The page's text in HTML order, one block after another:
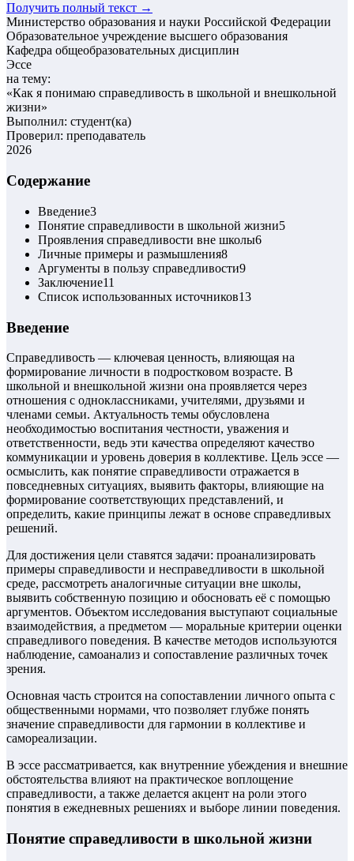
Получить полный текст →
Министерство образования и науки Российской Федерации
Образовательное учреждение высшего образования
Кафедра общеобразовательных дисциплин
Эссе
на тему:
«Как я понимаю справедливость в школьной и внешкольной
жизни»
Выполнил: студент(ка)
Проверил: преподаватель
2026
Содержание
Введение3
Понятие справедливости в школьной жизни5
Проявления справедливости вне школы6
Личные примеры и размышления8
Аргументы в пользу справедливости9
Заключение11
Список использованных источников13
Введение
Справедливость — ключевая ценность, влияющая на
формирование личности в подростковом возрасте. В
школьной и внешкольной жизни она проявляется через
отношения с одноклассниками, учителями, друзьями и
членами семьи. Актуальность темы обусловлена
необходимостью воспитания честности, уважения и
ответственности, ведь эти качества определяют качество
коммуникации и уровень доверия в коллективе. Цель эссе —
осмыслить, как понятие справедливости отражается в
повседневных ситуациях, выявить факторы, влияющие на
формирование соответствующих представлений, и
определить, какие принципы лежат в основе справедливых
решений.
Для достижения цели ставятся задачи: проанализировать
примеры справедливости и несправедливости в школьной
среде, рассмотреть аналогичные ситуации вне школы,
выявить собственную позицию и обосновать её с помощью
аргументов. Объектом исследования выступают социальные
взаимодействия, а предметом — моральные критерии оценки
справедливого поведения. В качестве методов используются
наблюдение, самоанализ и сопоставление различных точек
зрения.
Основная часть строится на сопоставлении личного опыта с
общественными нормами, что позволяет глубже понять
значение справедливости для гармонии в коллективе и
самореализации.
В эссе рассматривается, как внутренние убеждения и внешние
обстоятельства влияют на практическое воплощение
справедливости, а также делается акцент на роли этого
понятия в ежедневных решениях и выборе линии поведения.
Понятие справедливости в школьной жизни